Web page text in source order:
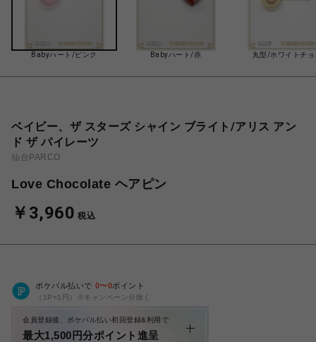
Babyハート/ピンク Babyハート/赤 丸型/ホワイトチョ
ベイビー、ザ スターズ シャイン ブライト/アリス アン
ド ザ パイレーツ
仙台PARCO
Love Chocolate ヘアピン
￥3,960 税込
ポケパル払いで 0〜0ポイント
（1P=1円）※キャンペーン分除く
会員登録後、ポケパル払い初回登録&利用で
最大1,500円分ポイント進呈